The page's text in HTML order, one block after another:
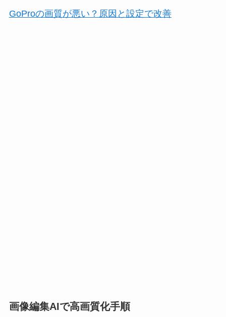
GoProの画質が悪い？原因と設定で改善
画像編集AIで高画質化手順